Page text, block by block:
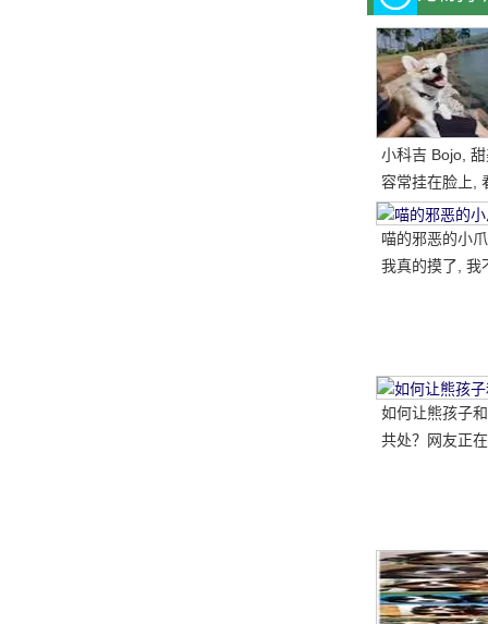
小科吉 Bojo,
容常挂在脸上,
每天都是超级
笑的小短腿, 太
喵的邪恶的小
我真的摸了, 我
如何让熊孩子
共处？网友正